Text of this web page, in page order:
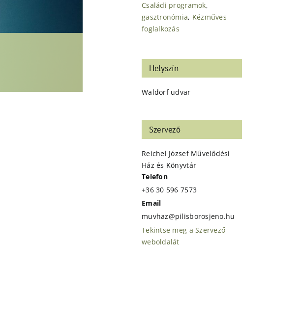
Családi programok,
gasztronómia, Kézműves
foglalkozás
Helyszín
Waldorf udvar
Szervező
Reichel József Művelődési
Ház és Könyvtár
Telefon
+36 30 596 7573
Email
muvhaz@pilisborosjeno.hu
Tekintse meg a Szervező
weboldalát